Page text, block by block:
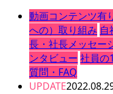
動画コンテンツ有
への）取り組み 自
長・社長メッセー
ンタビュー 社員の
質問・FAQ
UPDATE